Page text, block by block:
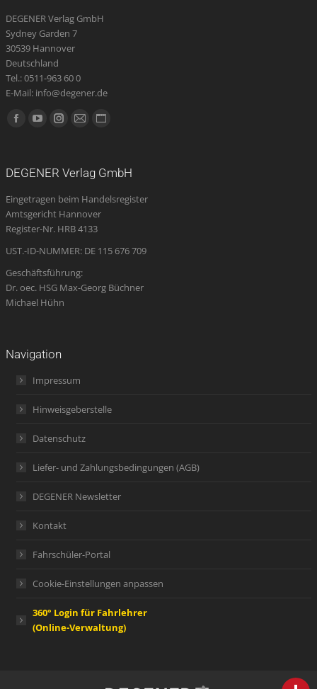
DEGENER Verlag GmbH
Sydney Garden 7
30539 Hannover
Deutschland
Tel.: 0511-963 60 0
E-Mail: info@degener.de
Finden Sie uns auf:
Facebook
in
new
window
YouTube
in
new
window
Instagram
in
new
window
E-
opens
in
new
window
Website
in
new
DEGENER Verlag GmbH
Eingetragen beim Handelsregister
Amtsgericht Hannover
Register-Nr. HRB 4133
UST.-ID-NUMMER: DE 115 676 709
Geschäftsführung:
Dr. oec. HSG Max-Georg Büchner
Michael Hühn
Navigation
Impressum
Hinweisgeberstelle
Datenschutz
Liefer- und Zahlungsbedingungen (AGB)
DEGENER Newsletter
Kontakt
Fahrschüler-Portal
Cookie-Einstellungen anpassen
360° Login für Fahrlehrer
(Online-Verwaltung)